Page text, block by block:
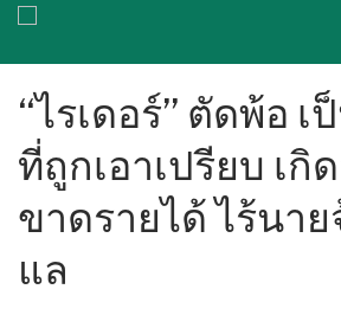
“ไรเดอร์” ตัดพ้อ เ
ที่ถูกเอาเปรียบ เกิ
ขาดรายได้ ไร้นาย
แล